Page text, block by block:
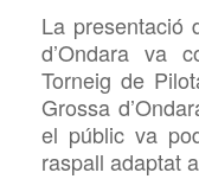
La presentació
d’Ondara va
Torneig de
Grossa
el públic va
raspall adaptat